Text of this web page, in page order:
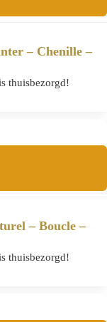
– Chenille –
thuisbezorgd!
– Boucle –
thuisbezorgd!